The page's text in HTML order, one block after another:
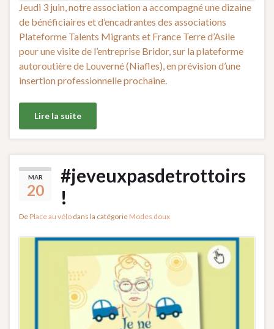
Jeudi 3 juin, notre association a accompagné une dizaine
de bénéficiaires et d’encadrantes des associations
Plateforme Talents Migrants et France Terre d’Asile
pour une visite de l’entreprise Bridor, sur la plateforme
autoroutière de Louverné (Niafles), en prévision d’une
insertion professionnelle prochaine.
Lire la suite
MAR
20
#jeveuxpasdetrottoirs
!
De Place au vélo dans la catégorie Modes doux